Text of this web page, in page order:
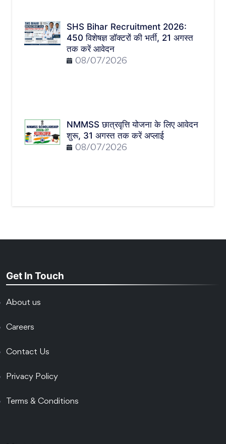
SHS Bihar Recruitment 2026:
450 विशेषज्ञ डॉक्टरों की भर्ती, 21 अगस्त
तक करें आवेदन
08/07/2026
NMMSS छात्रवृत्ति योजना के लिए आवेदन
शुरू, 31 अगस्त तक करें अप्लाई
08/07/2026
Get In Touch
About us
Careers
Contact Us
Privacy Policy
Terms & Conditions